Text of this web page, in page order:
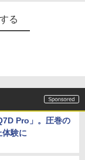
る
Pro」。圧巻の
験に